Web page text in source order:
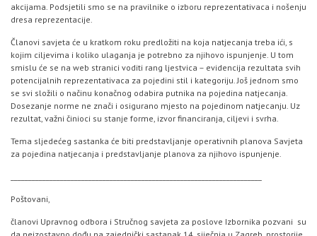
akcijama. Podsjetili smo se na pravilnike o izboru reprezentativaca i nošenju
dresa reprezentacije.
Članovi savjeta će u kratkom roku predložiti na koja natjecanja treba ići, s
kojim ciljevima i koliko ulaganja je potrebno za njihovo ispunjenje. U tom
smislu će se na web stranici voditi rang ljestvica – evidencija rezultata svih
potencijalnih reprezentativaca za pojedini stil i kategoriju. Još jednom smo
se svi složili o načinu konačnog odabira putnika na pojedina natjecanja.
Dosezanje norme ne znači i osigurano mjesto na pojedinom natjecanju. Uz
rezultat, važni činioci su stanje forme, izvor financiranja, ciljevi i svrha.
Tema sljedećeg sastanka će biti predstavljanje operativnih planova Savjeta
za pojedina natjecanja i predstavljanje planova za njihovo ispunjenje.
Poštovani,
članovi Upravnog odbora i Stručnog savjeta za poslove Izbornika pozvani su